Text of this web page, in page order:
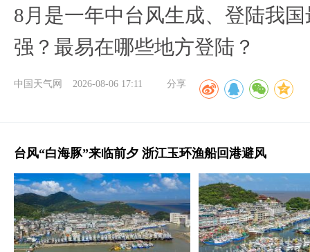
8月是一年中台风生成、登陆我
强？最易在哪些地方登陆？
中国天气网 2026-08-06 17:11 分享
台风“白海豚”来临前夕 浙江玉环渔船回港避风